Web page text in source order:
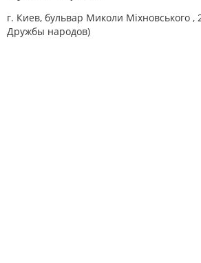
г. Киев, бульвар Миколи Міхновського ,
Дружбы народов)